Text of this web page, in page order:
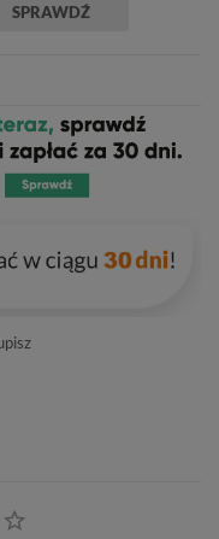
SPRAWDŹ